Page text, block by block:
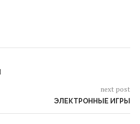
next post
ЭЛЕКТРОННЫЕ ИГРЫ